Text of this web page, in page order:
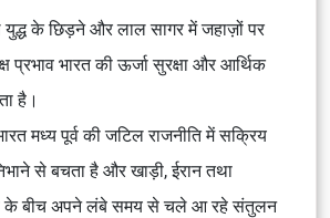
युद्ध के छिड़ने और लाल सागर में जहाज़ों पर
प्रभाव भारत की ऊर्जा सुरक्षा और आर्थिक
है।
मध्य पूर्व की जटिल राजनीति में सक्रिय
से बचता है और खाड़ी, ईरान तथा
के बीच अपने लंबे समय से चले आ रहे संतुलन